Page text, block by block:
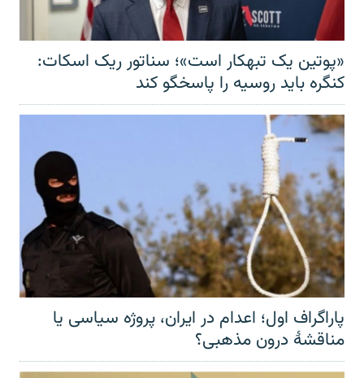
«پوتین یک تبهکار است»؛ سناتور ریک اسکات:
کنگره باید روسیه را پاسخگو کند
پاراگراف اول؛ اعدام در ایران، پروژه سیاسی یا
مناقشهٔ درون مذهبی؟